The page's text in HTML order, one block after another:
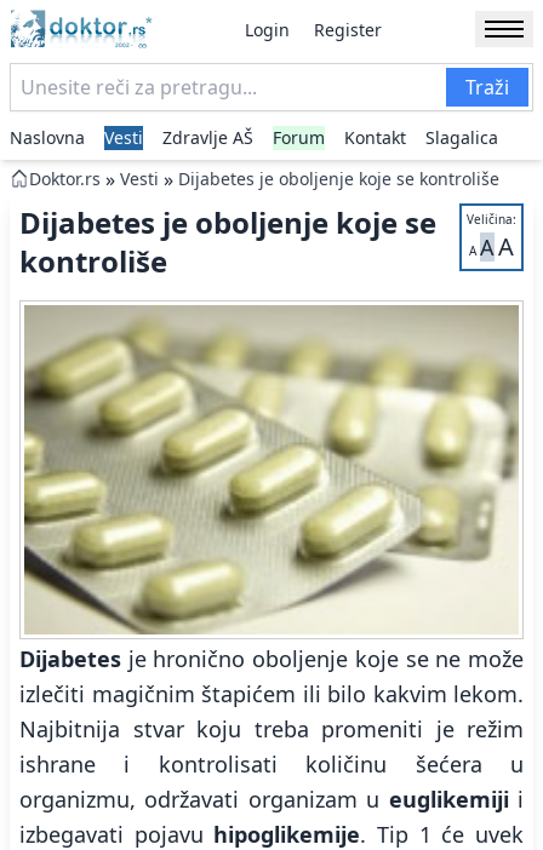
Login Register
Traži
Naslovna Vesti Zdravlje AŠ Forum Kontakt
Slagalica
Doktor.rs » Vesti » Dijabetes je oboljenje koje se kontroliše
Veličina:
A AA
Dijabetes je oboljenje koje se
kontroliše
Dijabetes je hronično oboljenje koje se ne može
izlečiti magičnim štapićem ili bilo kakvim lekom.
Najbitnija stvar koju treba promeniti je režim
ishrane i kontrolisati količinu šećera u
organizmu, održavati organizam u euglikemijii
izbegavati pojavu hipoglikemije. Tip 1 će uvek